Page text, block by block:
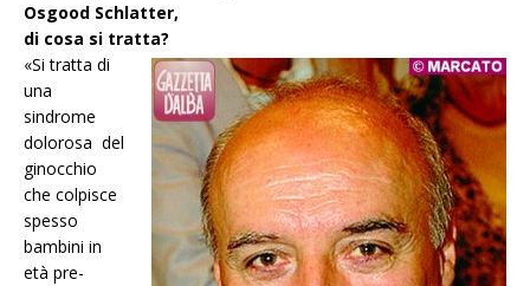
Osgood Schlatter,
di cosa si tratta?
«Si tratta di
una
sindrome
dolorosa del
ginocchio
che colpisce
spesso
bambini in
età pre-